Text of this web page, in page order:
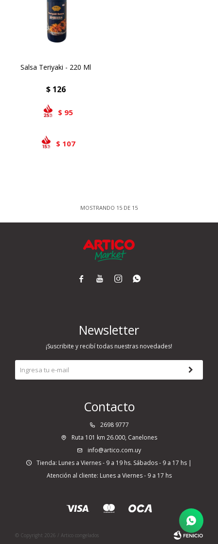
Salsa Teriyaki - 220 Ml
$ 126
$ 95
$ 107
MOSTRANDO 15 DE 15
   
Contacto
2698 9777
Ruta 101 km 26.000, Canelones
info@artico.com.uy
Tienda: Lunes a Viernes - 9 a 19 hs. Sábados - 9 a 17 hs |
Atención al cliente: Lunes a Viernes - 9 a 17 hs
Newsletter
¡Suscribite y recibí todas nuestras novedades!
© Copyright 2026 / Artico congelados